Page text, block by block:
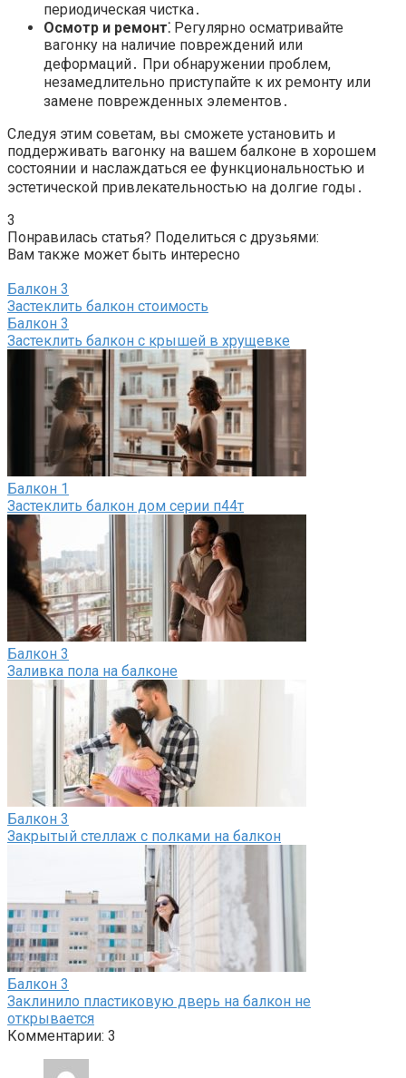
периодическая чистка․
Осмотр и ремонт⁚ Регулярно осматривайте
вагонку на наличие повреждений или
деформаций․ При обнаружении проблем,
незамедлительно приступайте к их ремонту или
замене поврежденных элементов․
Следуя этим советам, вы сможете установить и
поддерживать вагонку на вашем балконе в хорошем
состоянии и наслаждаться ее функциональностью и
эстетической привлекательностью на долгие годы․
3
Понравилась статья? Поделиться с друзьями:
Вам также может быть интересно
Балкон 3
Застеклить балкон стоимость
Балкон 3
Застеклить балкон с крышей в хрущевке
Балкон 1
Застеклить балкон дом серии п44т
Балкон 3
Заливка пола на балконе
Балкон 3
Закрытый стеллаж с полками на балкон
Балкон 3
Заклинило пластиковую дверь на балкон не
открывается
Комментарии: 3